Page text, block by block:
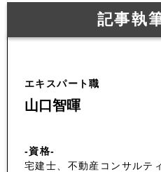
記事執
エキスパート職
山口智暉
-資格-
宅建士、不動産コンサルテ